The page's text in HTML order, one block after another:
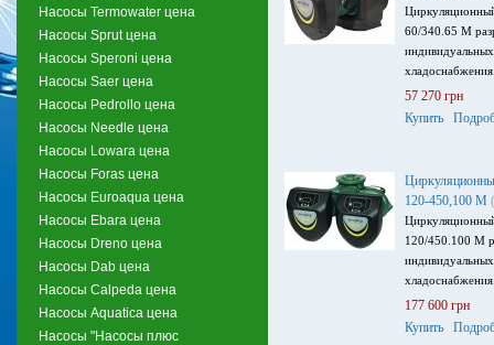
Насосы Termowater цена
Насосы Sprut цена
Насосы Speroni цена
Насосы Saer цена
Насосы Pedrollo цена
Насосы Needle цена
Насосы Lowara цена
Насосы Foras цена
Насосы Euroaqua цена
Насосы Ebara цена
Насосы Dreno цена
Насосы Dab цена
Насосы Calpeda цена
Насосы Aquatica цена
Насосы "Насосы плюс
60/340.65 M
57 270 грн
Купить
120-450,100 M
120/450.100 M
177 600 грн
Купить